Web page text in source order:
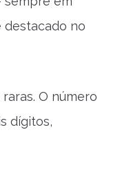
no
O número
dígitos,